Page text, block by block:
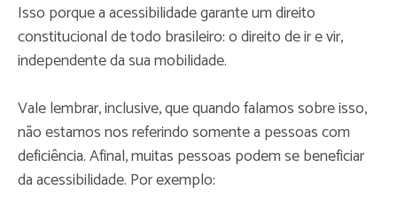
Isso porque a acessibilidade garante um direito
constitucional de todo brasileiro: o direito de ir e vir,
independente da sua mobilidade.
Vale lembrar, inclusive, que quando falamos sobre isso,
não estamos nos referindo somente a pessoas com
deficiência. Afinal, muitas pessoas podem se beneficiar
da acessibilidade. Por exemplo: